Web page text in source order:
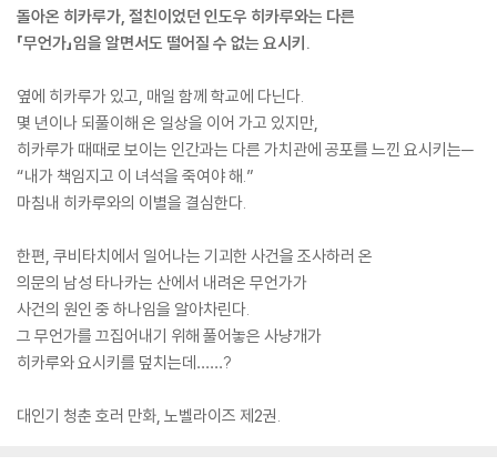
돌아온 히카루가, 절친이었던 인도우 히카루와는 다른
「무언가」임을 알면서도 떨어질 수 없는 요시키.
옆에 히카루가 있고, 매일 함께 학교에 다닌다.
몇 년이나 되풀이해 온 일상을 이어 가고 있지만,
히카루가 때때로 보이는 인간과는 다른 가치관에 공포를 느낀 요시키는─
“내가 책임지고 이 녀석을 죽여야 해.”
마침내 히카루와의 이별을 결심한다.
한편, 쿠비타치에서 일어나는 기괴한 사건을 조사하러 온
의문의 남성 타나카는 산에서 내려온 무언가가
사건의 원인 중 하나임을 알아차린다.
그 무언가를 끄집어내기 위해 풀어놓은 사냥개가
히카루와 요시키를 덮치는데……?
대인기 청춘 호러 만화, 노벨라이즈 제2권.